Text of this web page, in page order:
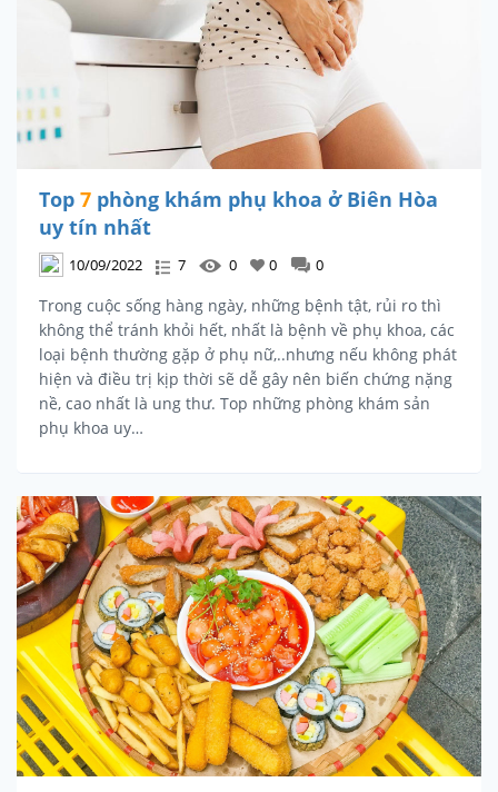
Top 7 phòng khám phụ khoa ở Biên Hòa
uy tín nhất
10/09/2022 7 0 0 0
Trong cuộc sống hàng ngày, những bệnh tật, rủi ro thì
không thể tránh khỏi hết, nhất là bệnh về phụ khoa, các
loại bệnh thường gặp ở phụ nữ,..nhưng nếu không phát
hiện và điều trị kịp thời sẽ dễ gây nên biến chứng nặng
nề, cao nhất là ung thư. Top những phòng khám sản
phụ khoa uy…